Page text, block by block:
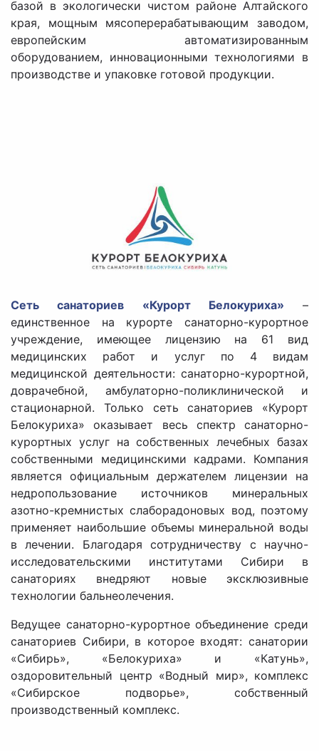
базой в экологически чистом районе Алтайского
края, мощным мясоперерабатывающим заводом,
европейским автоматизированным
оборудованием, инновационными технологиями в
производстве и упаковке готовой продукции.
Сеть санаториев «Курорт Белокуриха» –
единственное на курорте санаторно-курортное
учреждение, имеющее лицензию на 61 вид
медицинских работ и услуг по 4 видам
медицинской деятельности: санаторно-курортной,
доврачебной, амбулаторно-поликлинической и
стационарной. Только сеть санаториев «Курорт
Белокуриха» оказывает весь спектр санаторно-
курортных услуг на собственных лечебных базах
собственными медицинскими кадрами. Компания
является официальным держателем лицензии на
недропользование источников минеральных
азотно-кремнистых слаборадоновых вод, поэтому
применяет наибольшие объемы минеральной воды
в лечении. Благодаря сотрудничеству с научно-
исследовательскими институтами Сибири в
санаториях внедряют новые эксклюзивные
технологии бальнеолечения.
Ведущее санаторно-курортное объединение среди
санаториев Сибири, в которое входят: санатории
«Сибирь», «Белокуриха» и «Катунь»,
оздоровительный центр «Водный мир», комплекс
«Сибирское подворье», собственный
производственный комплекс.